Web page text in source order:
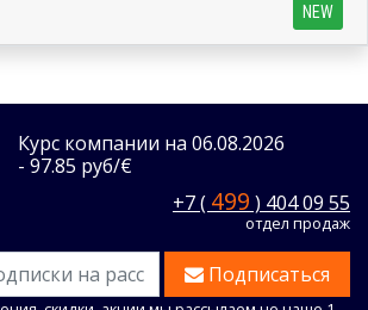
NEW
Курс компании на 06.08.2026
- 97.85 руб/€
+7 ( 499 ) 404 09 55
отдел продаж
Подписаться